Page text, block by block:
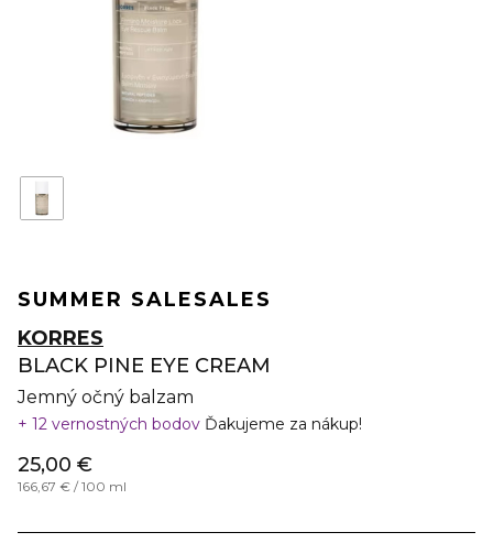
SUMMER SALESALES
KORRES
BLACK PINE EYE CREAM
Jemný očný balzam
12 vernostných bodov Ďakujeme za nákup!
25,00 €
166,67 € / 100 ml